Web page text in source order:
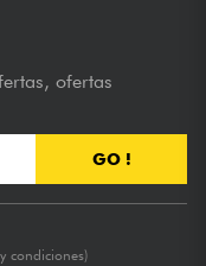
ofertas
GO !
condiciones)